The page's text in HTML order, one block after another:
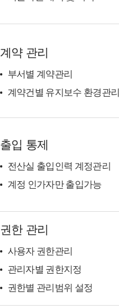
계약 관리
부서별 계약관리
계약건별 유지보수 환경관
출입 통제
전산실 출입인력 계정관리
계정 인가자만 출입가능
권한 관리
사용자 권한관리
관리자별 권한지정
권한별 관리범위 설정